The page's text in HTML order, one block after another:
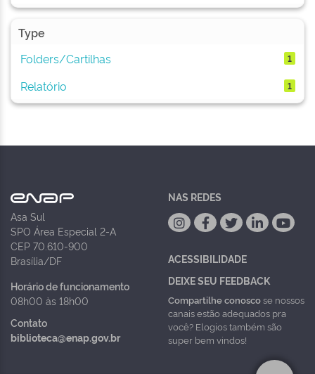
Type
Folders/Cartilhas
1
Relatório 1
Asa Sul
SPO Área Especial 2-A
CEP 70.610-900
Brasília/DF
Horário de funcionamento
08h00 às 18h00
Contato
biblioteca@enap.gov.br
NAS REDES
ACESSIBILIDADE
DEIXE SEU FEEDBACK
Compartilhe conoscose nossos
canais estão adequados pra
você? Elogios também são
super bem vindos!